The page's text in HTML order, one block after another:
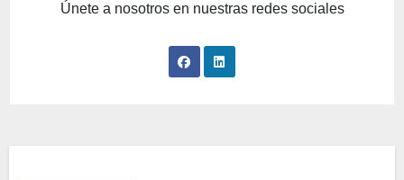
Únete a nosotros en nuestras redes sociales